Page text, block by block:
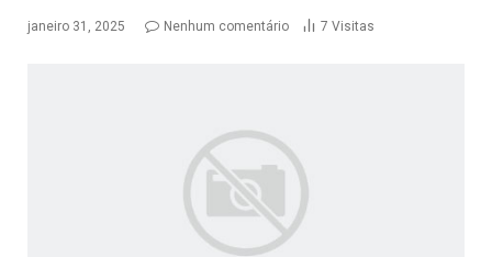
janeiro 31, 2025 Nenhum comentário 7 Visitas